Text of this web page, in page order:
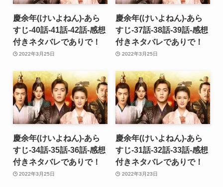
慶余年(けいよねん)-あら
すじ-40話-41話-42話-感想
付きネタバレでありで！
2022年3月25日
慶余年(けいよねん)-あら
すじ-37話-38話-39話-感想
付きネタバレでありで！
2022年3月25日
慶余年(けいよねん)-あら
すじ-34話-35話-36話-感想
付きネタバレでありで！
2022年3月25日
慶余年(けいよねん)-あら
すじ-31話-32話-33話-感想
付きネタバレでありで！
2022年3月23日